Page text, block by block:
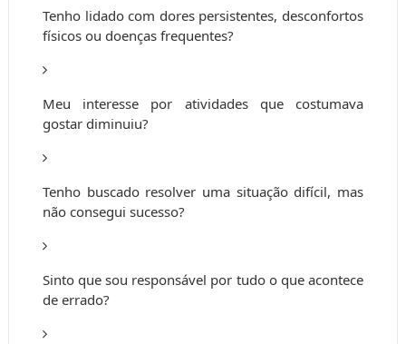
Tenho lidado com dores persistentes, desconfortos
físicos ou doenças frequentes?
Meu interesse por atividades que costumava
gostar diminuiu?
Tenho buscado resolver uma situação difícil, mas
não consegui sucesso?
Sinto que sou responsável por tudo o que acontece
de errado?